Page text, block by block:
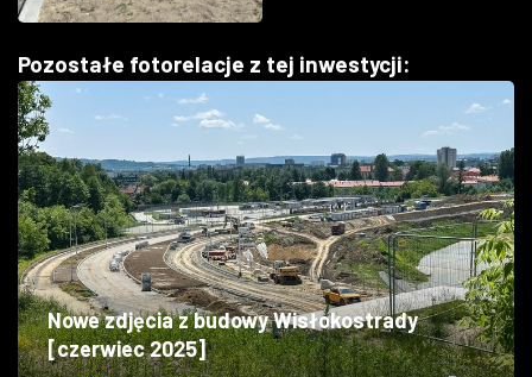
Pozostałe fotorelacje z tej inwestycji:
Nowe zdjęcia z budowy Wisłokostrady
[czerwiec 2025]